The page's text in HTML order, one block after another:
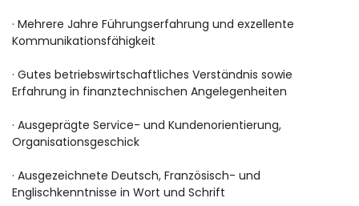
· Mehrere Jahre Führungserfahrung und exzellente
Kommunikationsfähigkeit
· Gutes betriebswirtschaftliches Verständnis sowie
Erfahrung in finanztechnischen Angelegenheiten
· Ausgeprägte Service- und Kundenorientierung,
Organisationsgeschick
· Ausgezeichnete Deutsch, Französisch- und
Englischkenntnisse in Wort und Schrift